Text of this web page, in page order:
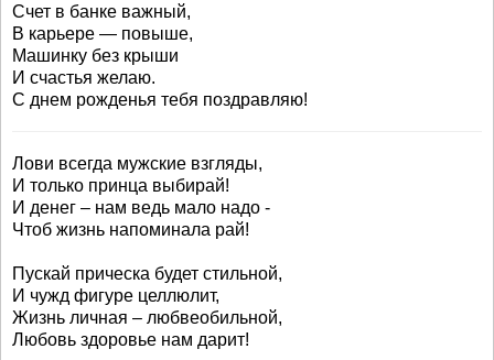
Счет в банке важный,
В карьере — повыше,
Машинку без крыши
И счастья желаю.
С днем рожденья тебя поздравляю!
Лови всегда мужские взгляды,
И только принца выбирай!
И денег – нам ведь мало надо -
Чтоб жизнь напоминала рай!
Пускай прическа будет стильной,
И чужд фигуре целлюлит,
Жизнь личная – любвеобильной,
Любовь здоровье нам дарит!